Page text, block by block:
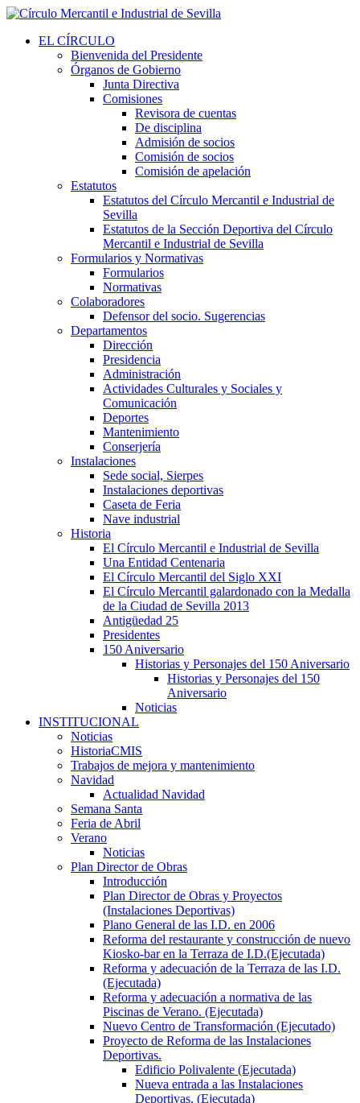
EL CÍRCULO
Bienvenida del Presidente
Órganos de Gobierno
Junta Directiva
Comisiones
Revisora de cuentas
De disciplina
Admisión de socios
Comisión de socios
Comisión de apelación
Estatutos
Estatutos del Círculo Mercantil e Industrial de
Sevilla
Estatutos de la Sección Deportiva del Círculo
Mercantil e Industrial de Sevilla
Formularios y Normativas
Formularios
Normativas
Colaboradores
Defensor del socio. Sugerencias
Departamentos
Dirección
Presidencia
Administración
Actividades Culturales y Sociales y
Comunicación
Deportes
Mantenimiento
Conserjería
Instalaciones
Sede social, Sierpes
Instalaciones deportivas
Caseta de Feria
Nave industrial
Historia
El Círculo Mercantil e Industrial de Sevilla
Una Entidad Centenaria
El Círculo Mercantil del Siglo XXI
El Círculo Mercantil galardonado con la Medalla
de la Ciudad de Sevilla 2013
Antigüedad 25
Presidentes
150 Aniversario
Historias y Personajes del 150 Aniversario
Historias y Personajes del 150
Aniversario
Noticias
INSTITUCIONAL
Noticias
HistoriaCMIS
Trabajos de mejora y mantenimiento
Navidad
Actualidad Navidad
Semana Santa
Feria de Abril
Verano
Noticias
Plan Director de Obras
Introducción
Plan Director de Obras y Proyectos
(Instalaciones Deportivas)
Plano General de las I.D. en 2006
Reforma del restaurante y construcción de nuevo
Kiosko-bar en la Terraza de I.D.(Ejecutada)
Reforma y adecuación de la Terraza de las I.D.
(Ejecutada)
Reforma y adecuación a normativa de las
Piscinas de Verano. (Ejecutada)
Nuevo Centro de Transformación (Ejecutado)
Proyecto de Reforma de las Instalaciones
Deportivas.
Edificio Polivalente (Ejecutada)
Nueva entrada a las Instalaciones
Deportivas. (Ejecutada)